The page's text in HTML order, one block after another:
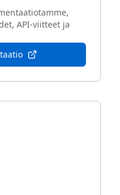
API-viitteet ja